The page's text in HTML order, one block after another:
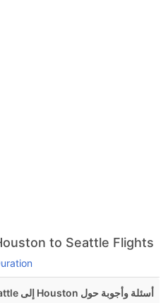
to Seattle Flights
أسئلة وأجوبة حول Houston إلى Seattle الرحلات الجوية